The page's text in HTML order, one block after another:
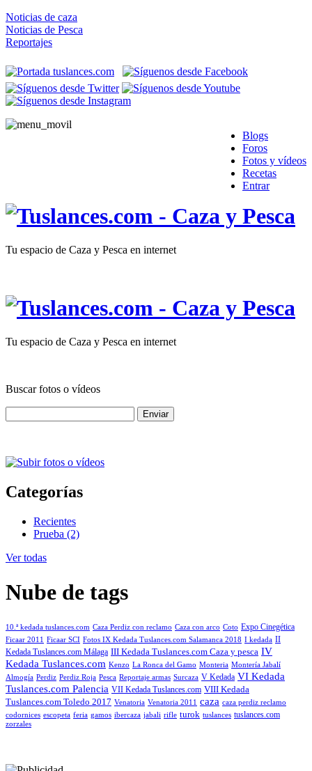
Noticias de caza
Noticias de Pesca
Reportajes
Blogs
Foros
Fotos y vídeos
Recetas
Entrar
Tu espacio de Caza y Pesca en internet
Tu espacio de Caza y Pesca en internet
Buscar fotos o vídeos
Categorías
Recientes
Prueba (2)
Ver todas
Nube de tags
10.ª kedada tuslances.com Caza Perdiz con reclamo Caza con arco Coto Expo Cinegética
Ficaar 2011 Ficaar SCI Fotos IX Kedada Tuslances.com Salamanca 2018 I kedada II
Kedada Tuslances.com Málaga III Kedada Tuslances.com Caza y pesca IV
Kedada Tuslances.com Kenzo La Ronca del Gamo Monteria Montería Jabalí
Almogía Perdiz Perdiz Roja Pesca Reportaje armas Surcaza V Kedada VI Kedada
Tuslances.com Palencia VII Kedada Tuslances.com VIII Kedada
Tuslances.com Toledo 2017 Venatoria Venatoria 2011 caza caza perdiz reclamo
codornices escopeta feria gamos ibercaza jabali rifle turok tuslances tuslances.com
zorzales